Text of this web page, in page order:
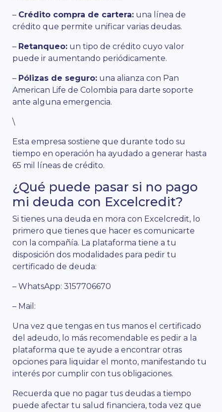
– Crédito compra de cartera: una línea de
crédito que permite unificar varias deudas.
– Retanqueo: un tipo de crédito cuyo valor
puede ir aumentando periódicamente.
– Pólizas de seguro: una alianza con Pan
American Life de Colombia para darte soporte
ante alguna emergencia.
\
Esta empresa sostiene que durante todo su
tiempo en operación ha ayudado a generar hasta
65 mil líneas de crédito.
¿Qué puede pasar si no pago
mi deuda con Excelcredit?
Si tienes una deuda en mora con Excelcredit, lo
primero que tienes que hacer es comunicarte
con la compañía. La plataforma tiene a tu
disposición dos modalidades para pedir tu
certificado de deuda:
– WhatsApp: 3157706670
– Mail:
Una vez que tengas en tus manos el certificado
del adeudo, lo más recomendable es pedir a la
plataforma que te ayude a encontrar otras
opciones para liquidar el monto, manifestando tu
interés por cumplir con tus obligaciones.
Recuerda que no pagar tus deudas a tiempo
puede afectar tu salud financiera, toda vez que